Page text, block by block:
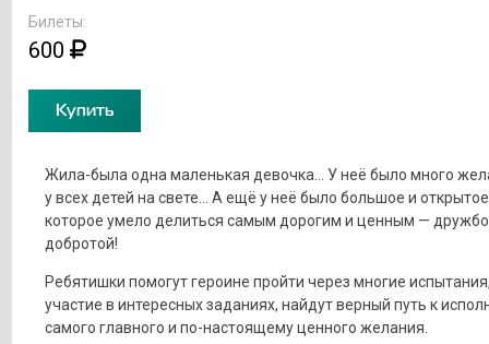
Билеты:
600
Купить
Жила-была одна маленькая девочка... У неё было много
у всех детей на свете... А ещё у неё было большое и
которое умело делиться самым дорогим и ценным —
добротой!
Ребятишки помогут героине пройти через многие
участие в интересных заданиях, найдут верный путь к
самого главного и по-настоящему ценного желания.